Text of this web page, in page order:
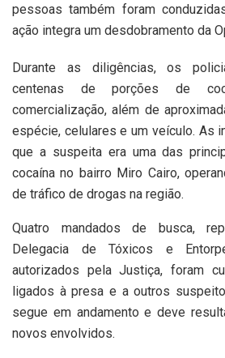
pessoas também foram
ação integra um desdobramento da
Durante as diligências, os
centenas de porções de
comercialização, além de
espécie, celulares e um veículo. As
que a suspeita era uma das
cocaína no bairro Miro Cairo,
de tráfico de drogas na região.
Quatro mandados de busca,
Delegacia de Tóxicos e
autorizados pela Justiça, foram
ligados à presa e a outros
segue em andamento e deve
novos envolvidos.